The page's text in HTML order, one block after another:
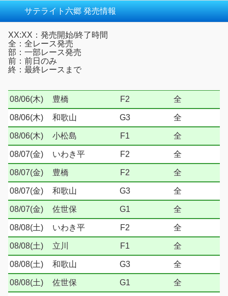
サテライト六郷 発売情報
XX:XX：発売開始/終了時間
全：全レース発売
部：一部レース発売
前：前日のみ
終：最終レースまで
08/06(木) 豊橋 F2 全
08/06(木) 和歌山 G3 全
08/06(木) 小松島 F1 全
08/07(金) いわき平 F2 全
08/07(金) 豊橋 F2 全
08/07(金) 和歌山 G3 全
08/07(金) 佐世保 G1 全
08/08(土) いわき平 F2 全
08/08(土) 立川 F1 全
08/08(土) 和歌山 G3 全
08/08(土) 佐世保 G1 全